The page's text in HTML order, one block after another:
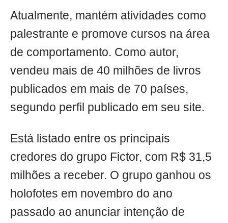
Atualmente, mantém atividades como
palestrante e promove cursos na área
de comportamento. Como autor,
vendeu mais de 40 milhões de livros
publicados em mais de 70 países,
segundo perfil publicado em seu site.
Está listado entre os principais
credores do grupo Fictor, com R$ 31,5
milhões a receber. O grupo ganhou os
holofotes em novembro do ano
passado ao anunciar intenção de